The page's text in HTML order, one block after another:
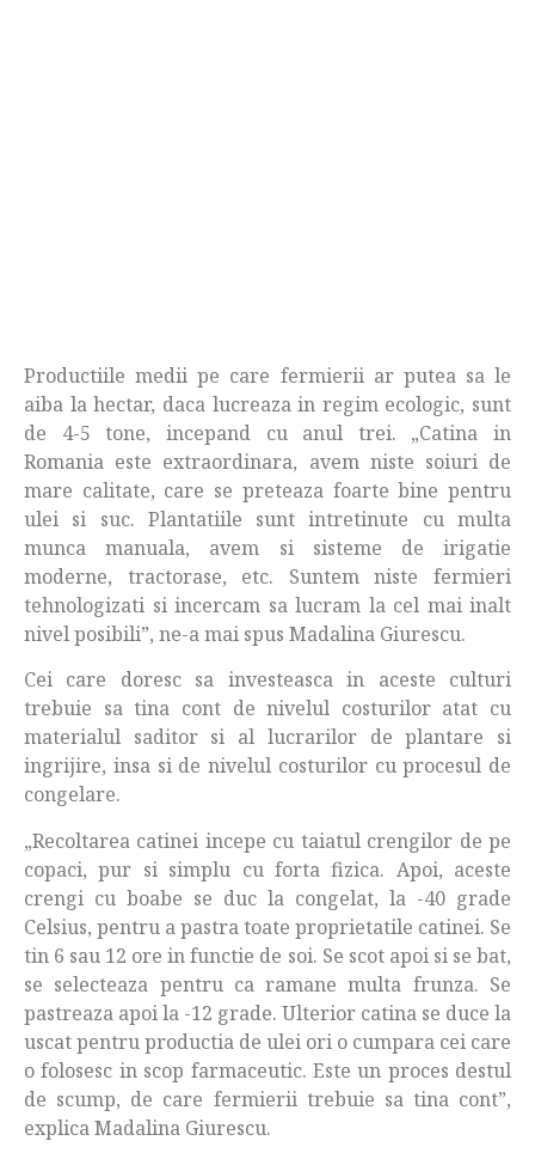
Productiile medii pe care fermierii ar putea sa le
aiba la hectar, daca lucreaza in regim ecologic, sunt
de 4-5 tone, incepand cu anul trei. „Catina in
Romania este extraordinara, avem niste soiuri de
mare calitate, care se preteaza foarte bine pentru
ulei si suc. Plantatiile sunt intretinute cu multa
munca manuala, avem si sisteme de irigatie
moderne, tractorase, etc. Suntem niste fermieri
tehnologizati si incercam sa lucram la cel mai inalt
nivel posibili”, ne-a mai spus Madalina Giurescu.
Cei care doresc sa investeasca in aceste culturi
trebuie sa tina cont de nivelul costurilor atat cu
materialul saditor si al lucrarilor de plantare si
ingrijire, insa si de nivelul costurilor cu procesul de
congelare.
„Recoltarea catinei incepe cu taiatul crengilor de pe
copaci, pur si simplu cu forta fizica. Apoi, aceste
crengi cu boabe se duc la congelat, la -40 grade
Celsius, pentru a pastra toate proprietatile catinei. Se
tin 6 sau 12 ore in functie de soi. Se scot apoi si se bat,
se selecteaza pentru ca ramane multa frunza. Se
pastreaza apoi la -12 grade. Ulterior catina se duce la
uscat pentru productia de ulei ori o cumpara cei care
o folosesc in scop farmaceutic. Este un proces destul
de scump, de care fermierii trebuie sa tina cont”,
explica Madalina Giurescu.